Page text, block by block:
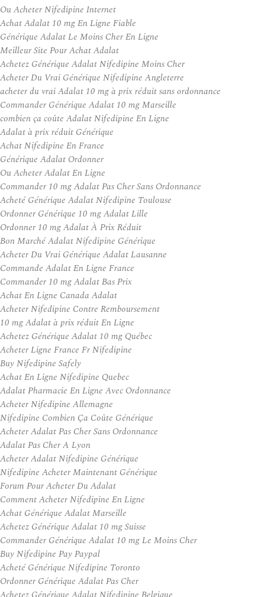
Ou Acheter Nifedipine Internet
Achat Adalat 10 mg En Ligne Fiable
Générique Adalat Le Moins Cher En Ligne
Meilleur Site Pour Achat Adalat
Achetez Générique Adalat Nifedipine Moins Cher
Acheter Du Vrai Générique Nifedipine Angleterre
acheter du vrai Adalat 10 mg à prix réduit sans ordonnance
Commander Générique Adalat 10 mg Marseille
combien ça coûte Adalat Nifedipine En Ligne
Adalat à prix réduit Générique
Achat Nifedipine En France
Générique Adalat Ordonner
Ou Acheter Adalat En Ligne
Commander 10 mg Adalat Pas Cher Sans Ordonnance
Acheté Générique Adalat Nifedipine Toulouse
Ordonner Générique 10 mg Adalat Lille
Ordonner 10 mg Adalat À Prix Réduit
Bon Marché Adalat Nifedipine Générique
Acheter Du Vrai Générique Adalat Lausanne
Commande Adalat En Ligne France
Commander 10 mg Adalat Bas Prix
Achat En Ligne Canada Adalat
Acheter Nifedipine Contre Remboursement
10 mg Adalat à prix réduit En Ligne
Achetez Générique Adalat 10 mg Québec
Acheter Ligne France Fr Nifedipine
Buy Nifedipine Safely
Achat En Ligne Nifedipine Quebec
Adalat Pharmacie En Ligne Avec Ordonnance
Acheter Nifedipine Allemagne
Nifedipine Combien Ça Coûte Générique
Acheter Adalat Pas Cher Sans Ordonnance
Adalat Pas Cher A Lyon
Acheter Adalat Nifedipine Générique
Nifedipine Acheter Maintenant Générique
Forum Pour Acheter Du Adalat
Comment Acheter Nifedipine En Ligne
Achat Générique Adalat Marseille
Achetez Générique Adalat 10 mg Suisse
Commander Générique Adalat 10 mg Le Moins Cher
Buy Nifedipine Pay Paypal
Acheté Générique Nifedipine Toronto
Ordonner Générique Adalat Pas Cher